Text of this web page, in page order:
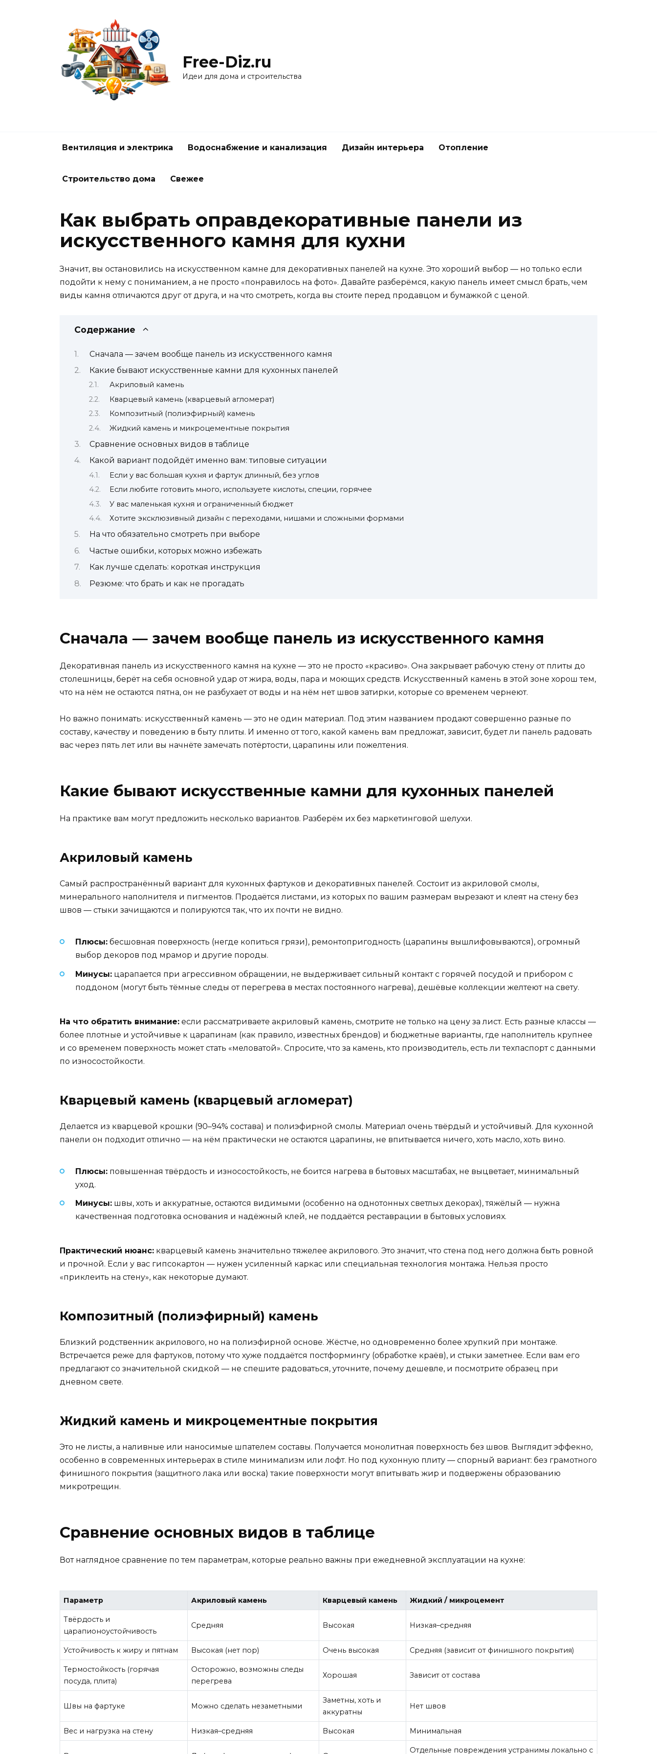
Free-Diz.ru
Идеи для дома и строительства
Вентиляция и электрика Водоснабжение и канализация Дизайн интерьера Отопление
Строительство дома Свежее
Как выбрать оправдекоративные панели из
искусственного камня для кухни
Значит, вы остановились на искусственном камне для декоративных панелей на кухне. Это хороший выбор — но только если
подойти к нему с пониманием, а не просто «понравилось на фото». Давайте разберёмся, какую панель имеет смысл брать, чем
виды камня отличаются друг от друга, и на что смотреть, когда вы стоите перед продавцом и бумажкой с ценой.
Содержание
Сначала — зачем вообще панель из искусственного камня
Какие бывают искусственные камни для кухонных панелей
Акриловый камень
Кварцевый камень (кварцевый агломерат)
Композитный (полиэфирный) камень
Жидкий камень и микроцементные покрытия
Сравнение основных видов в таблице
Какой вариант подойдёт именно вам: типовые ситуации
Если у вас большая кухня и фартук длинный, без углов
Если любите готовить много, используете кислоты, специи, горячее
У вас маленькая кухня и ограниченный бюджет
Хотите эксклюзивный дизайн с переходами, нишами и сложными формами
На что обязательно смотреть при выборе
Частые ошибки, которых можно избежать
Как лучше сделать: короткая инструкция
Резюме: что брать и как не прогадать
Сначала — зачем вообще панель из искусственного камня
Декоративная панель из искусственного камня на кухне — это не просто «красиво». Она закрывает рабочую стену от плиты до
столешницы, берёт на себя основной удар от жира, воды, пара и моющих средств. Искусственный камень в этой зоне хорош тем,
что на нём не остаются пятна, он не разбухает от воды и на нём нет швов затирки, которые со временем чернеют.
Но важно понимать: искусственный камень — это не один материал. Под этим названием продают совершенно разные по
составу, качеству и поведению в быту плиты. И именно от того, какой камень вам предложат, зависит, будет ли панель радовать
вас через пять лет или вы начнёте замечать потёртости, царапины или пожелтения.
Какие бывают искусственные камни для кухонных панелей
На практике вам могут предложить несколько вариантов. Разберём их без маркетинговой шелухи.
Акриловый камень
Самый распространённый вариант для кухонных фартуков и декоративных панелей. Состоит из акриловой смолы,
минерального наполнителя и пигментов. Продаётся листами, из которых по вашим размерам вырезают и клеят на стену без
швов — стыки зачищаются и полируются так, что их почти не видно.
Плюсы: бесшовная поверхность (негде копиться грязи), ремонтопригодность (царапины вышлифовываются), огромный
выбор декоров под мрамор и другие породы.
Минусы: царапается при агрессивном обращении, не выдерживает сильный контакт с горячей посудой и прибором с
поддоном (могут быть тёмные следы от перегрева в местах постоянного нагрева), дешёвые коллекции желтеют на свету.
На что обратить внимание: если рассматриваете акриловый камень, смотрите не только на цену за лист. Есть разные классы —
более плотные и устойчивые к царапинам (как правило, известных брендов) и бюджетные варианты, где наполнитель крупнее
и со временем поверхность может стать «меловатой». Спросите, что за камень, кто производитель, есть ли техпаспорт с данными
по износостойкости.
Кварцевый камень (кварцевый агломерат)
Делается из кварцевой крошки (90–94% состава) и полиэфирной смолы. Материал очень твёрдый и устойчивый. Для кухонной
панели он подходит отлично — на нём практически не остаются царапины, не впитывается ничего, хоть масло, хоть вино.
Плюсы: повышенная твёрдость и износостойкость, не боится нагрева в бытовых масштабах, не выцветает, минимальный
уход.
Минусы: швы, хоть и аккуратные, остаются видимыми (особенно на однотонных светлых декорах), тяжёлый — нужна
качественная подготовка основания и надёжный клей, не поддаётся реставрации в бытовых условиях.
Практический нюанс: кварцевый камень значительно тяжелее акрилового. Это значит, что стена под него должна быть ровной
и прочной. Если у вас гипсокартон — нужен усиленный каркас или специальная технология монтажа. Нельзя просто
«приклеить на стену», как некоторые думают.
Композитный (полиэфирный) камень
Близкий родственник акрилового, но на полиэфирной основе. Жёстче, но одновременно более хрупкий при монтаже.
Встречается реже для фартуков, потому что хуже поддаётся постформингу (обработке краёв), и стыки заметнее. Если вам его
предлагают со значительной скидкой — не спешите радоваться, уточните, почему дешевле, и посмотрите образец при
дневном свете.
Жидкий камень и микроцементные покрытия
Это не листы, а наливные или наносимые шпателем составы. Получается монолитная поверхность без швов. Выглядит эффекно,
особенно в современных интерьерах в стиле минимализм или лофт. Но под кухонную плиту — спорный вариант: без грамотного
финишного покрытия (защитного лака или воска) такие поверхности могут впитывать жир и подвержены образованию
микротрещин.
Сравнение основных видов в таблице
Вот наглядное сравнение по тем параметрам, которые реально важны при ежедневной эксплуатации на кухне:
Параметр Акриловый камень Кварцевый камень Жидкий / микроцемент
Твёрдость и
царапионоустойчивость
Средняя Высокая Низкая–средняя
Устойчивость к жиру и пятнам Высокая (нет пор) Очень высокая Средняя (зависит от финишного покрытия)
Термостойкость (горячая
посуда, плита)
Осторожно, возможны следы
перегрева
Хорошая Зависит от состава
Швы на фартуке Можно сделать незаметными
Заметны, хоть и
аккуратны
Нет швов
Вес и нагрузка на стену Низкая–средняя Высокая Минимальная
Отдельные повреждения устранимы локально с